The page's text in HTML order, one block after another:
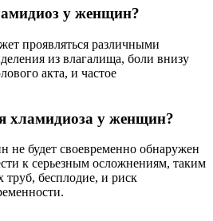
у женщин?
проявляться различными
из влагалища, боли внизу
акта, и частое
хламидиоза у женщин?
не будет своевременно обнаружен
к серьезным осложнениям, таким
труб, бесплодие, и риск